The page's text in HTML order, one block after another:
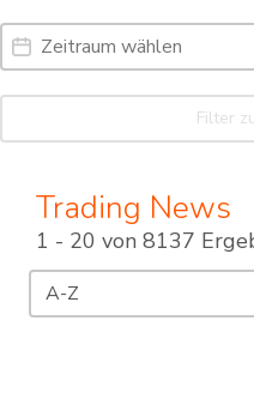
Date Range
Date
Filter
Trading News
1 - 20 von 8137
Sortierung
Sort content